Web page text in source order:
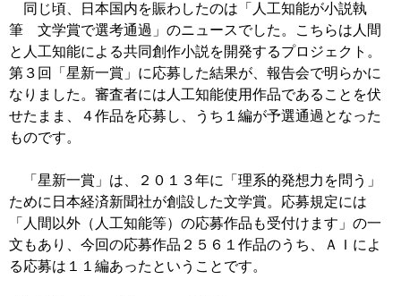
同じ頃、日本国内を賑わしたのは「人工知能が小説執
筆 文学賞で選考通過」のニュースでした。こちらは人間
と人工知能による共同創作小説を開発するプロジェクト。
第３回「星新一賞」に応募した結果が、報告会で明らかに
なりました。審査者には人工知能使用作品であることを伏
せたまま、４作品を応募し、うち１編が予選通過となった
ものです。
「星新一賞」は、２０１３年に「理系的発想力を問う」
ために日本経済新聞社が創設した文学賞。応募規定には
「人間以外（人工知能等）の応募作品も受付けます」の一
文もあり、今回の応募作品２５６１作品のうち、ＡＩによ
る応募は１１編あったということです。